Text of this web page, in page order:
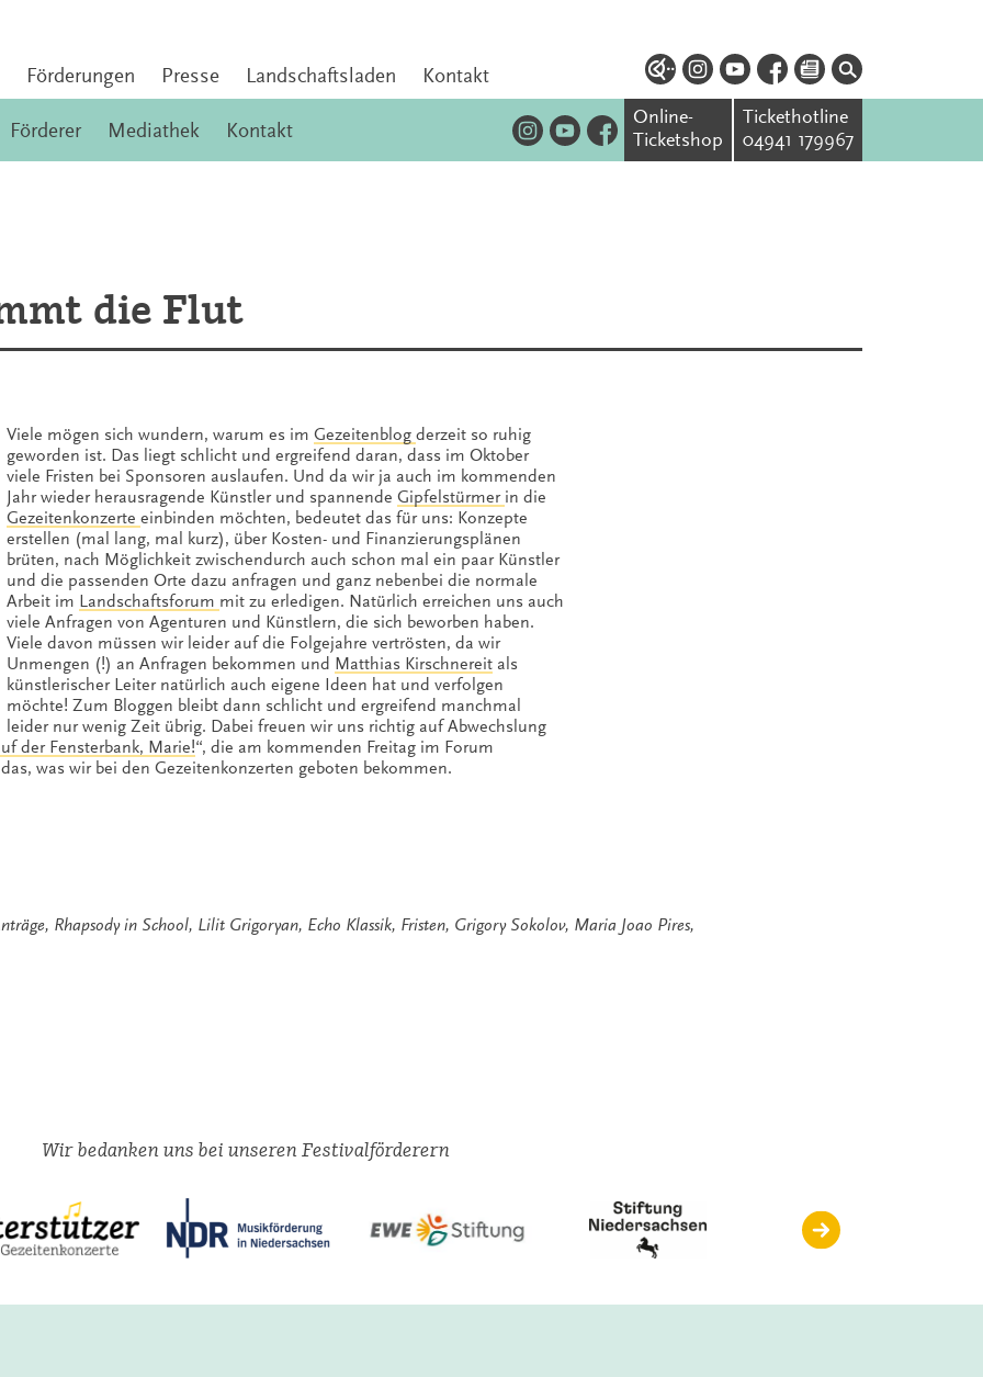
Förderungen Presse Landschaftsladen Kontakt
Förderer Mediathek Kontakt
Online-
Ticketshop
Tickethotline
04941 179967
die Flut
Viele mögen sich wundern, warum es im Gezeitenblog derzeit so ruhig
geworden ist. Das liegt schlicht und ergreifend daran, dass im Oktober
viele Fristen bei Sponsoren auslaufen. Und da wir ja auch im kommenden
Jahr wieder herausragende Künstler und spannende Gipfelstürmer in die
Gezeitenkonzerte einbinden möchten, bedeutet das für uns: Konzepte
erstellen (mal lang, mal kurz), über Kosten- und Finanzierungsplänen
brüten, nach Möglichkeit zwischendurch auch schon mal ein paar Künstler
und die passenden Orte dazu anfragen und ganz nebenbei die normale
Arbeit im Landschaftsforum mit zu erledigen. Natürlich erreichen uns auch
viele Anfragen von Agenturen und Künstlern, die sich beworben haben.
Viele davon müssen wir leider auf die Folgejahre vertrösten, da wir
Unmengen (!) an Anfragen bekommen und Matthias Kirschnereit als
künstlerischer Leiter natürlich auch eigene Ideen hat und verfolgen
möchte! Zum Bloggen bleibt dann schlicht und ergreifend manchmal
leider nur wenig Zeit übrig. Dabei freuen wir uns richtig auf Abwechslung
der Fensterbank, Marie!“, die am kommenden Freitag im Forum
was wir bei den Gezeitenkonzerten geboten bekommen.
, Rhapsody in School, Lilit Grigoryan, Echo Klassik, Fristen, Grigory Sokolov, Maria Joao Pires,
Wir bedanken uns bei unseren Festivalförderern